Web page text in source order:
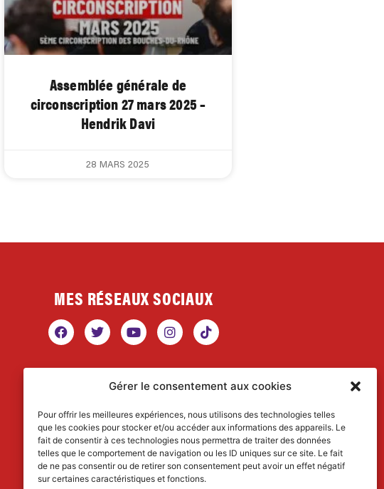
Gérer le consentement aux cookies
Pour offrir les meilleures expériences, nous utilisons des technologies telles
que les cookies pour stocker et/ou accéder aux informations des appareils. Le
fait de consentir à ces technologies nous permettra de traiter des données
telles que le comportement de navigation ou les ID uniques sur ce site. Le fait
de ne pas consentir ou de retirer son consentement peut avoir un effet négatif
sur certaines caractéristiques et fonctions.
Assemblée générale de
circonscription 27 mars 2025 –
Hendrik Davi
28 MARS 2025
MES RÉSEAUX SOCIAUX
ACTIVITÉS SCIENTIFIQUES
www.dialectical-ecologist.fr